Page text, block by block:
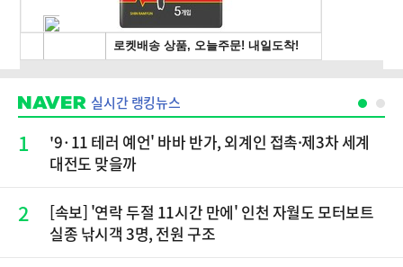
실시간 랭킹뉴스
1
'9·11 테러 예언' 바바 반가, 외계인 접촉·제3차 세계
대전도 맞을까
2
[속보] '연락 두절 11시간 만에' 인천 자월도 모터보트
실종 낚시객 3명, 전원 구조